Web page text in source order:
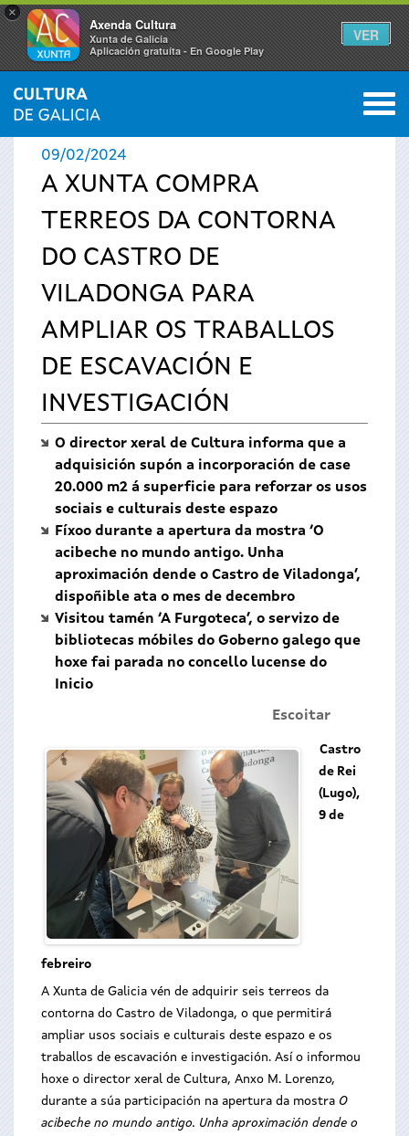
×
Axenda Cultura
Xunta de Galicia
Aplicación gratuíta - En Google Play
VER
Vostede
está
aquí
INICIO › ACTUALIDADE 0
09/02/2024
A XUNTA COMPRA
TERREOS DA CONTORNA
DO CASTRO DE
VILADONGA PARA
AMPLIAR OS TRABALLOS
DE ESCAVACIÓN E
INVESTIGACIÓN
O director xeral de Cultura informa que a
adquisición supón a incorporación de case
20.000 m2 á superficie para reforzar os usos
sociais e culturais deste espazo
Fíxoo durante a apertura da mostra ‘O
acibeche no mundo antigo. Unha
aproximación dende o Castro de Viladonga’,
dispoñible ata o mes de decembro
Visitou tamén ‘A Furgoteca’, o servizo de
bibliotecas móbiles do Goberno galego que
hoxe fai parada no concello lucense do
Inicio
Escoitar
Castro
de Rei
(Lugo),
9 de
febreiro
A Xunta de Galicia vén de adquirir seis terreos da
contorna do Castro de Viladonga, o que permitirá
ampliar usos sociais e culturais deste espazo e os
traballos de escavación e investigación. Así o informou
hoxe o director xeral de Cultura, Anxo M. Lorenzo,
durante a súa participación na apertura da mostra O
acibeche no mundo antigo. Unha aproximación dende o